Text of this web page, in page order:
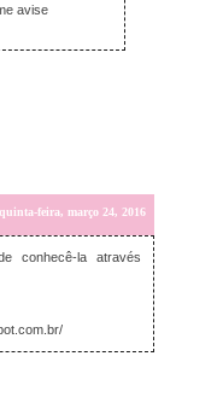
avise
quinta-feira, março 24, 2016
conhecê-la através